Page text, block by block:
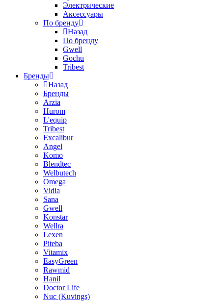
Электрические
Аксессуары
По бренду
Назад
По бренду
Gwell
Gochu
Tribest
Бренды
Назад
Бренды
Arzia
Hurom
L'equip
Tribest
Excalibur
Angel
Komo
Blendtec
Welbutech
Omega
Vidia
Sana
Gwell
Konstar
Wellra
Lexen
Piteba
Vitamix
EasyGreen
Rawmid
Hanil
Doctor Life
Nuc (Kuvings)